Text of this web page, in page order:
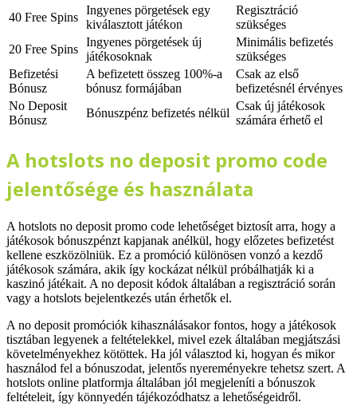
40 Free Spins
Ingyenes pörgetések egy
kiválasztott játékon
Regisztráció
szükséges
20 Free Spins
Ingyenes pörgetések új
játékosoknak
Minimális befizetés
szükséges
Befizetési
Bónusz
A befizetett összeg 100%-a
bónusz formájában
Csak az első
befizetésnél érvényes
No Deposit
Bónusz
Bónuszpénz befizetés nélkül
Csak új játékosok
számára érhető el
A hotslots no deposit promo code
jelentősége és használata
A hotslots no deposit promo code lehetőséget biztosít arra, hogy a
játékosok bónuszpénzt kapjanak anélkül, hogy előzetes befizetést
kellene eszközölniük. Ez a promóció különösen vonzó a kezdő
játékosok számára, akik így kockázat nélkül próbálhatják ki a
kaszinó játékait. A no deposit kódok általában a regisztráció során
vagy a hotslots bejelentkezés után érhetők el.
A no deposit promóciók kihasználásakor fontos, hogy a játékosok
tisztában legyenek a feltételekkel, mivel ezek általában megjátszási
követelményekhez kötöttek. Ha jól választod ki, hogyan és mikor
használod fel a bónuszodat, jelentős nyereményekre tehetsz szert. A
hotslots online platformja általában jól megjeleníti a bónuszok
feltételeit, így könnyedén tájékozódhatsz a lehetőségeidről.